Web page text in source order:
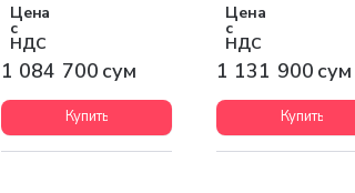
Цена
с
НДС
1 084 700 сум
Купить
Цена
с
НДС
1 131 900 сум
Купить